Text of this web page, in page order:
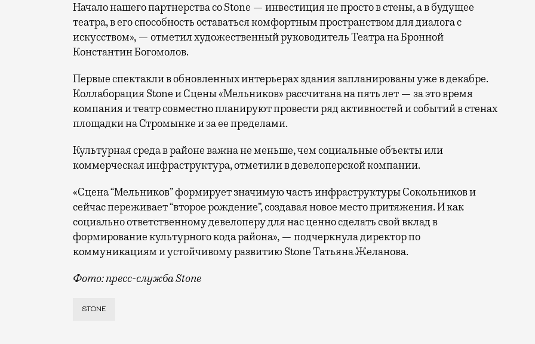
Начало нашего партнерства со Stone — инвестиция не просто в стены, а в будущее
театра, в его способность оставаться комфортным пространством для диалога с
искусством», — отметил художественный руководитель Театра на Бронной
Константин Богомолов.
Первые спектакли в обновленных интерьерах здания запланированы уже в декабре.
Коллаборация Stone и Сцены «Мельников» рассчитана на пять лет — за это время
компания и театр совместно планируют провести ряд активностей и событий в стенах
площадки на Стромынке и за ее пределами.
Культурная среда в районе важна не меньше, чем социальные объекты или
коммерческая инфраструктура, отметили в девелоперской компании.
«Сцена “Мельников” формирует значимую часть инфраструктуры Сокольников и
сейчас переживает “второе рождение”, создавая новое место притяжения. И как
социально ответственному девелоперу для нас ценно сделать свой вклад в
формирование культурного кода района», — подчеркнула директор по
коммуникациям и устойчивому развитию Stone Татьяна Желанова.
Фото: пресс-служба Stone
Сцена «Мельников» на Стромынке, вторая площадка Театра на Бронной, будет обновлена
STONE